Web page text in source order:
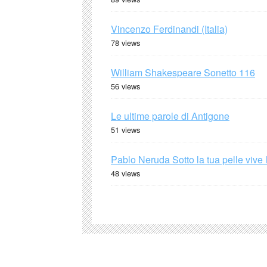
Vincenzo Ferdinandi (Italia)
78 views
William Shakespeare Sonetto 116
56 views
Le ultime parole di Antigone
51 views
Pablo Neruda Sotto la tua pelle vive
48 views